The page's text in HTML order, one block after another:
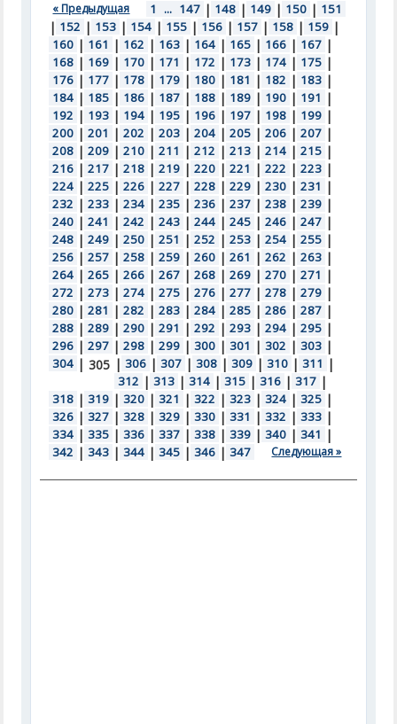
« Предыдущая 1 ... 147 | 148 | 149 | 150 | 151
| 152 | 153 | 154 | 155 | 156 | 157 | 158 | 159 |
160 | 161 | 162 | 163 | 164 | 165 | 166 | 167 |
168 | 169 | 170 | 171 | 172 | 173 | 174 | 175 |
176 | 177 | 178 | 179 | 180 | 181 | 182 | 183 |
184 | 185 | 186 | 187 | 188 | 189 | 190 | 191 |
192 | 193 | 194 | 195 | 196 | 197 | 198 | 199 |
200 | 201 | 202 | 203 | 204 | 205 | 206 | 207 |
208 | 209 | 210 | 211 | 212 | 213 | 214 | 215 |
216 | 217 | 218 | 219 | 220 | 221 | 222 | 223 |
224 | 225 | 226 | 227 | 228 | 229 | 230 | 231 |
232 | 233 | 234 | 235 | 236 | 237 | 238 | 239 |
240 | 241 | 242 | 243 | 244 | 245 | 246 | 247 |
248 | 249 | 250 | 251 | 252 | 253 | 254 | 255 |
256 | 257 | 258 | 259 | 260 | 261 | 262 | 263 |
264 | 265 | 266 | 267 | 268 | 269 | 270 | 271 |
272 | 273 | 274 | 275 | 276 | 277 | 278 | 279 |
280 | 281 | 282 | 283 | 284 | 285 | 286 | 287 |
288 | 289 | 290 | 291 | 292 | 293 | 294 | 295 |
296 | 297 | 298 | 299 | 300 | 301 | 302 | 303 |
304 | 305 | 306 | 307 | 308 | 309 | 310 | 311 |
312 | 313 | 314 | 315 | 316 | 317 |
318 | 319 | 320 | 321 | 322 | 323 | 324 | 325 |
326 | 327 | 328 | 329 | 330 | 331 | 332 | 333 |
334 | 335 | 336 | 337 | 338 | 339 | 340 | 341 |
342 | 343 | 344 | 345 | 346 | 347 Следующая »